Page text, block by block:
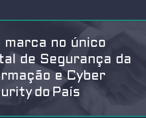
marca no único
de Segurança da
e Cyber
do País